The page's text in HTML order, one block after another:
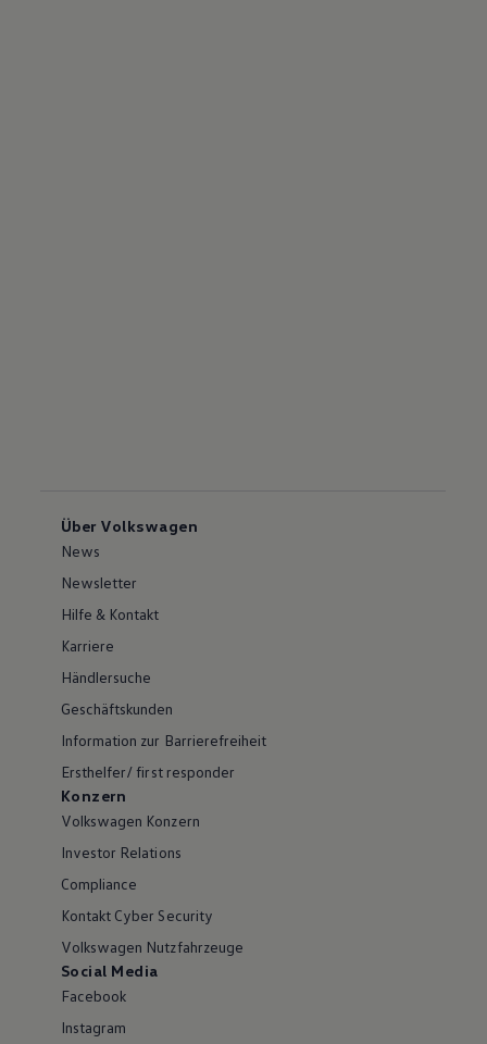
Über Volkswagen
News
Newsletter
Hilfe & Kontakt
Karriere
Händlersuche
Geschäftskunden
Information zur Barrierefreiheit
Ersthelfer/ first responder
Konzern
Volkswagen Konzern
Investor Relations
Compliance
Kontakt Cyber Security
Volkswagen Nutzfahrzeuge
Social Media
Facebook
Instagram